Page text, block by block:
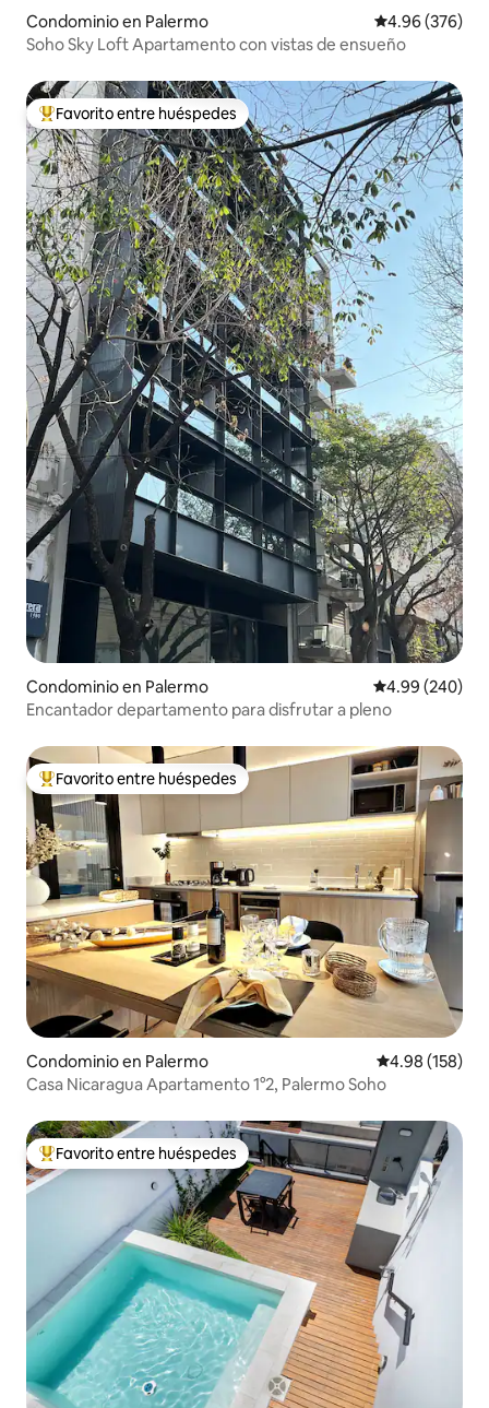
Condominio en Palermo Calificación
4.96 (376)
Soho Sky Loft Apartamento con vistas de ensueño
De los mejores en Favorito entre huéspedes
Favorito entre huéspedes
Condominio en Palermo Calificación
4.99 (240)
Encantador departamento para disfrutar a pleno
De los mejores en Favorito entre huéspedes
Favorito entre huéspedes
Condominio en Palermo Calificación
4.98 (158)
Casa Nicaragua Apartamento 1°2, Palermo Soho
De los mejores en Favorito entre huéspedes
Favorito entre huéspedes